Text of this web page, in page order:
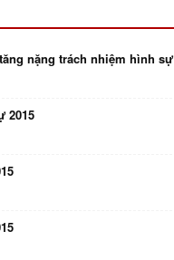
nặng trách nhiệm hình sự
2015